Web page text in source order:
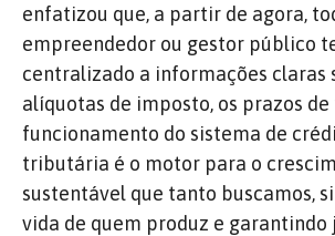
enfatizou que, a partir de agora,
empreendedor ou gestor público
centralizado a informações claras
alíquotas de imposto, os prazos
funcionamento do sistema de
tributária é o motor para o
sustentável que tanto buscamos,
vida de quem produz e garantindo